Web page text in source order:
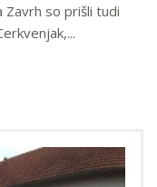
Zavrh so prišli tudi